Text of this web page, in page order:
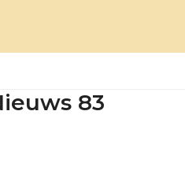
83